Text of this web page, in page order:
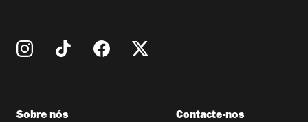
Sobre nós Contacte-nos